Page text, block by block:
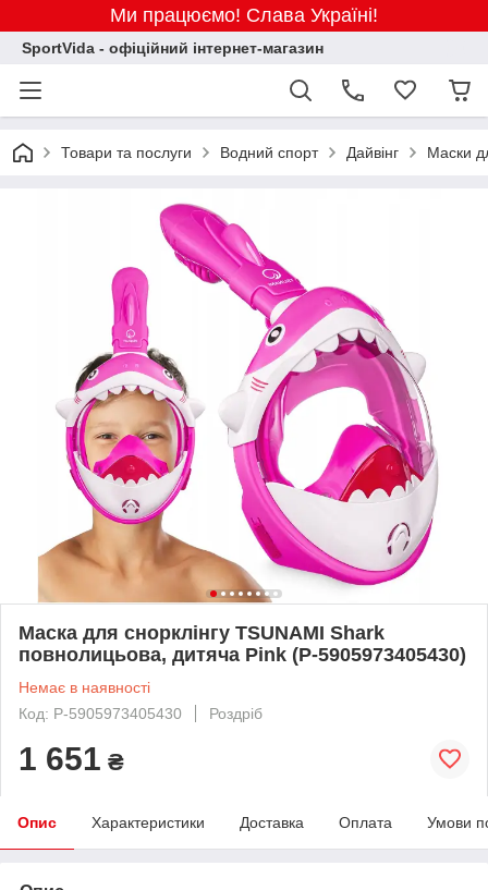
Ми працюємо! Слава Україні!
SportVida - офіційний інтернет-магазин
Товари та послуги Водний спорт Дайвінг Маски
Маска для снорклінгу TSUNAMI Shark
повнолицьова, дитяча Pink (P-5905973405430)
Немає в наявності
Код: P-5905973405430
Роздріб
1 651 ₴
Опис Характеристики Доставка Оплата Умови